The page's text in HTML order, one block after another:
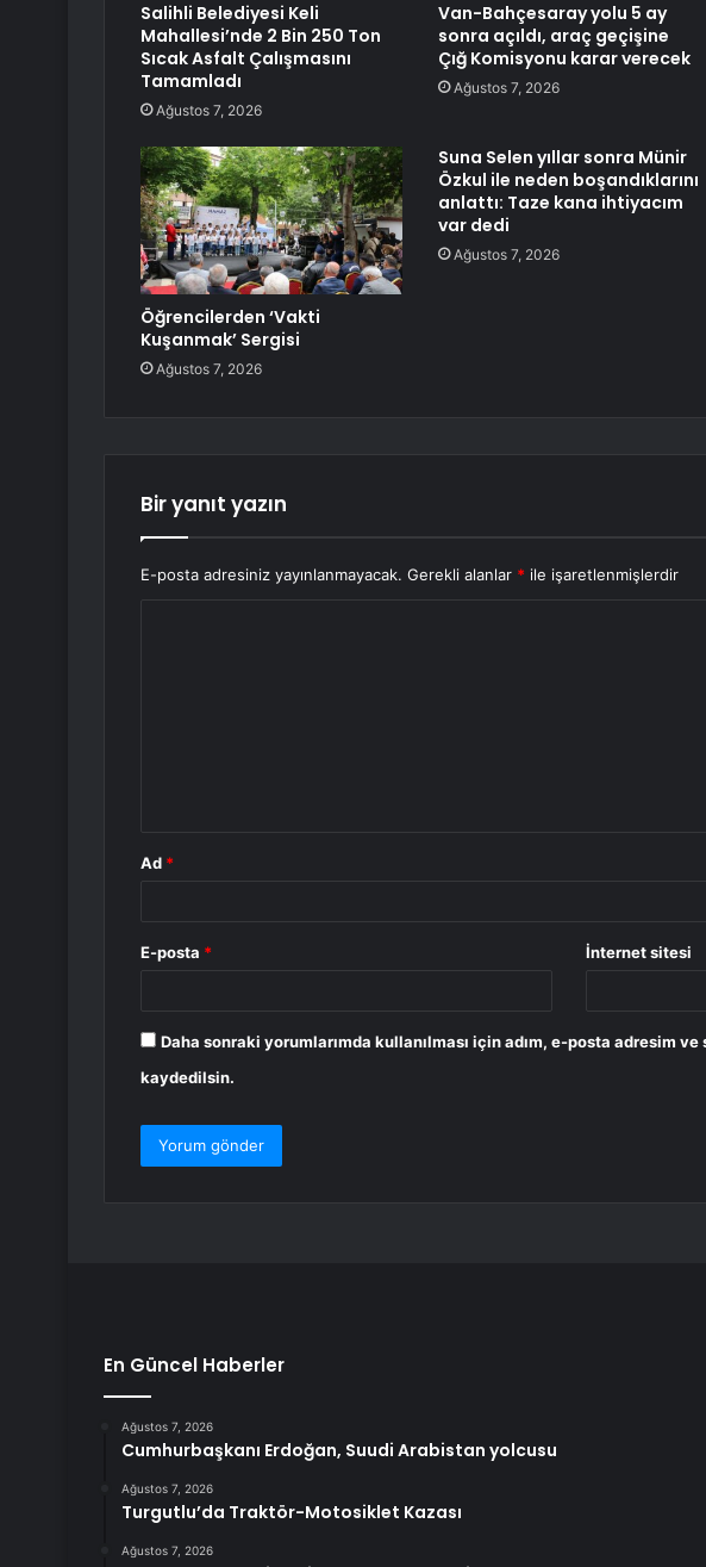
Salihli Belediyesi Keli
Mahallesi’nde 2 Bin 250 Ton
Sıcak Asfalt Çalışmasını
Tamamladı
Ağustos 7, 2026
Van-Bahçesaray yolu 5 ay
sonra açıldı, araç geçişine
Çığ Komisyonu karar verecek
Ağustos 7, 2026
Öğrencilerden ‘Vakti
Kuşanmak’ Sergisi
Ağustos 7, 2026
Suna Selen yıllar sonra Münir
Özkul ile neden boşandıklarını
anlattı: Taze kana ihtiyacım
var dedi
Ağustos 7, 2026
Bir yanıt yazın
E-posta adresiniz yayınlanmayacak. Gerekli alanlar * ile işaretlenmişlerdir
Ad *
E-posta * İnternet sitesi
Daha sonraki yorumlarımda kullanılması için adım, e-posta adresim ve
kaydedilsin.
En Güncel Haberler
Ağustos 7, 2026
Cumhurbaşkanı Erdoğan, Suudi Arabistan yolcusu
Ağustos 7, 2026
Turgutlu’da Traktör-Motosiklet Kazası
Ağustos 7, 2026